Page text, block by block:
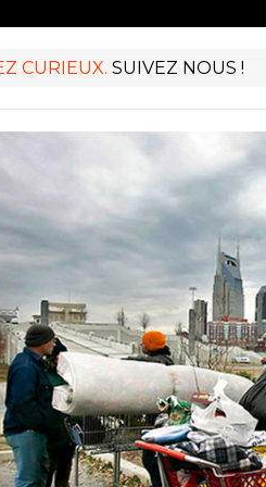
CURIEUX. SUIVEZ NOUS !